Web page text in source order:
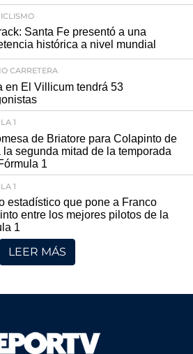
Santa Fe presentó a una
histórica a nivel mundial
CARRETERA
en El Villicum tendrá 53
1
de Briatore para Colapinto de
la segunda mitad de la temporada
1
1
estadístico que pone a Franco
entre los mejores pilotos de la
1
LEER MÁS